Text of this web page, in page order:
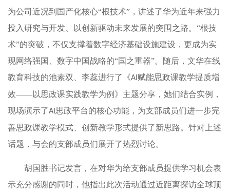
为公司近况到国产化核心“根技术”，讲述了华为近年来强力
投入研究与开发、以创新驱动未来发展的突围之路。“根技
术”的突破，不仅支撑着数字经济基础设施建设，更成为实
现网络强国、数字中国战略的“国之重器”。随后，文华在线
教育科技的池素双、李蕊进行了《AI 赋能思政课教学提质增
效——以思政课实践教学为例》主题分享，她们结合实例，
现场演示了AI 思政平台的核心功能，为支部成员们进一步完
善思政课教学模式、创新教学形式提供了新思路。针对上述
话题，与会的支部成员们展开了热烈讨论。
胡国胜书记发言，在对华为给支部成员提供学习机会表
示充分感谢的同时，他指出此次活动通过近距离探访全球顶